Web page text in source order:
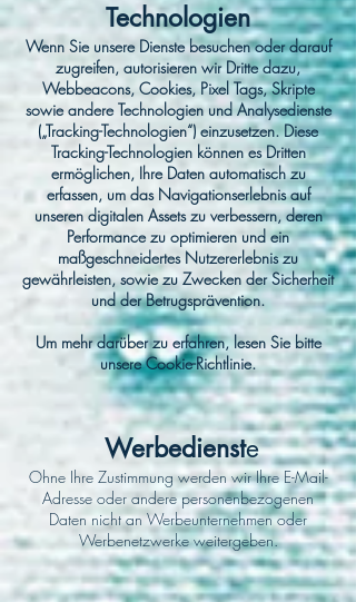
Technologien
Wenn Sie unsere Dienste besuchen oder darauf
zugreifen, autorisieren wir Dritte dazu,
Webbeacons, Cookies, Pixel Tags, Skripte
sowie andere Technologien und Analysedienste
(„Tracking-Technologien“) einzusetzen. Diese
Tracking-Technologien können es Dritten
ermöglichen, Ihre Daten automatisch zu
erfassen, um das Navigationserlebnis auf
unseren digitalen Assets zu verbessern, deren
Performance zu optimieren und ein
maßgeschneidertes Nutzererlebnis zu
gewährleisten, sowie zu Zwecken der Sicherheit
und der Betrugsprävention.
Um mehr darüber zu erfahren, lesen Sie bitte
unsere Cookie-Richtlinie.
Werbedienste
Ohne Ihre Zustimmung werden wir Ihre E-Mail-
Adresse oder andere personenbezogenen
Daten nicht an Werbeunternehmen oder
Werbenetzwerke weitergeben.